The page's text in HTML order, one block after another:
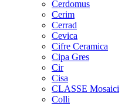
Cerdomus
Cerim
Cerrad
Cevica
Cifre Ceramica
Cipa Gres
Cir
Cisa
CLASSE Mosaici
Colli